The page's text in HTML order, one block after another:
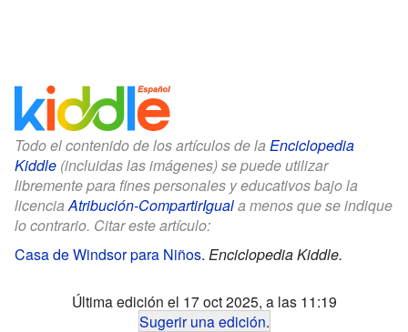
Todo el contenido de los artículos de la Enciclopedia
Kiddle (incluidas las imágenes) se puede utilizar
libremente para fines personales y educativos bajo la
licenciaAtribución-CompartirIguala menos que se indique
lo contrario. Citar este artículo:
Casa de Windsor para Niños. Enciclopedia Kiddle.
Última edición el 17 oct 2025, a las 11:19
Sugerir una edición.